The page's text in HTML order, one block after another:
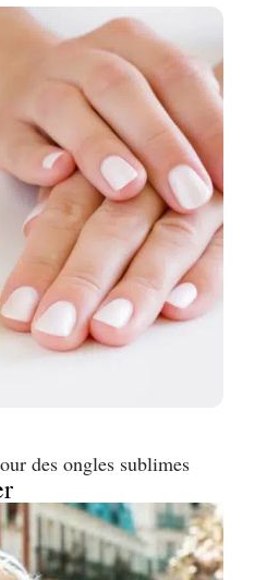
des ongles sublimes